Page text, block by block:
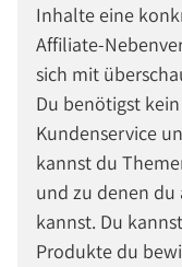
Inhalte eine
Affiliate-
sich mit
Du benötigst
Kundenservice
kannst du
und zu denen
kannst. Du
Produkte du